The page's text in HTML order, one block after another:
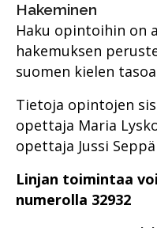
Hakeminen
Haku opintoihin on
hakemuksen
suomen kielen
Tietoja opintojen
opettaja Maria
opettaja Jussi
Linjan toimintaa
numerolla 32932